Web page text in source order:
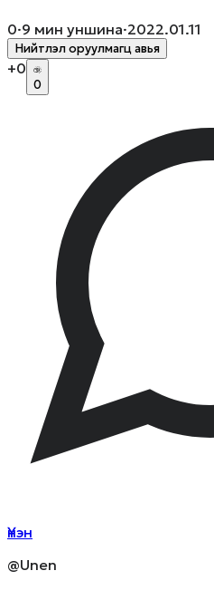
0·9 мин уншина·2022.01.11
Нийтлэл оруулмагц авья
+0
0
Үнэн
@Unen